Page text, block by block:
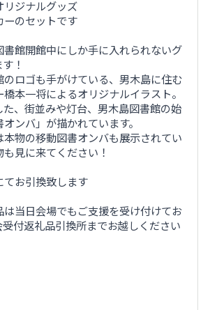
リジナルグッズ
ーのセットです
書館開館中にしか手に入れられないグ
！
のロゴも手がけている、男木島に住む
本一将によるオリジナルイラスト。
た、街並みや灯台、男木島図書館の始
ンバ」が描かれています。
本物の移動図書オンバも展示されてい
見に来てください！
お引換致します
当日会場でもご支援を受け付けてお
受付返礼品引換所までお越しください